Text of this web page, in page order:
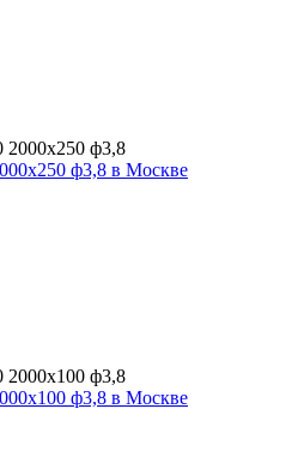
ф3,8 в Москве
ф3,8 в Москве